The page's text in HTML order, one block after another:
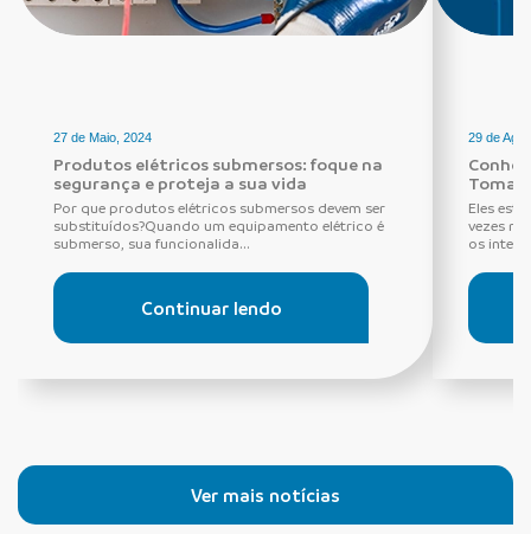
27 de Maio, 2024
Produtos elétricos submersos: foque na
segurança e proteja a sua vida
Por que produtos elétricos submersos devem ser
substituídos?Quando um equipamento elétrico é
submerso, sua funcionalida...
Continuar lendo
29 de
Eles
vezes
os
Ver mais notícias